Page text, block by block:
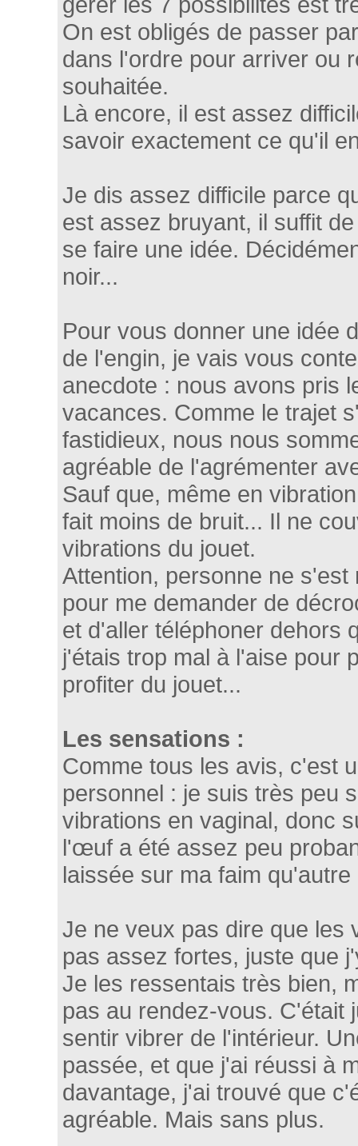
On est obligés de passer
dans l'ordre pour arriver ou
souhaitée.
Là encore, il est assez
savoir exactement ce qu'il
Je dis assez difficile parce
est assez bruyant, il suffit
se faire une idée.
noir...
Pour vous donner une idée
de l'engin, je vais vous
anecdote : nous avons pris
vacances. Comme le trajet
fastidieux, nous nous
agréable de l'agrémenter
Sauf que, même en
fait moins de bruit... Il ne
vibrations du jouet.
Attention, personne ne s'est
pour me demander de
et d'aller téléphoner dehors
j'étais trop mal à l'aise pour
profiter du jouet...
Les sensations :
Comme tous les avis, c'est
personnel : je suis très peu
vibrations en vaginal, donc
l'œuf a été assez peu
laissée sur ma faim qu'autre
Je ne veux pas dire que les
pas assez fortes, juste que
Je les ressentais très bien,
pas au rendez-vous. C'était
sentir vibrer de l'intérieur.
passée, et que j'ai réussi à
davantage, j'ai trouvé que
agréable. Mais sans plus.